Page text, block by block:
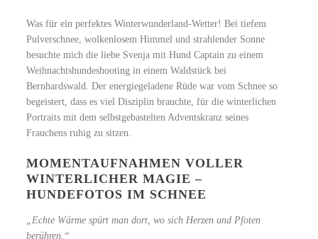
Was für ein perfektes Winterwunderland-Wetter! Bei tiefem
Pulverschnee, wolkenlosem Himmel und strahlender Sonne
besuchte mich die liebe Svenja mit Hund Captain zu einem
Weihnachtshundeshooting in einem Waldstück bei
Bernhardswald. Der energiegeladene Rüde war vom Schnee so
begeistert, dass es viel Disziplin brauchte, für die winterlichen
Portraits mit dem selbstgebastelten Adventskranz seines
Frauchens ruhig zu sitzen.
MOMENTAUFNAHMEN VOLLER
WINTERLICHER MAGIE –
HUNDEFOTOS IM SCHNEE
„Echte Wärme spürt man dort, wo sich Herzen und Pfoten
berühren.“